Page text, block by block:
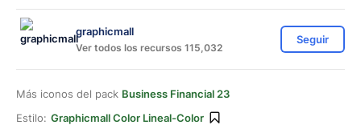
graphicmall
Ver todos los recursos 115,032
Seguir
Más iconos del pack Business Financial 23
Estilo: Graphicmall Color Lineal-Color